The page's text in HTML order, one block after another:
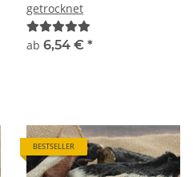
getrocknet
ab 6,54 € *
BESTSELLER